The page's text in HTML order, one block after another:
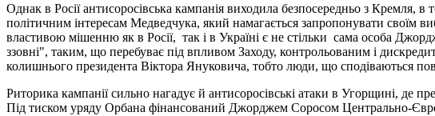
Однак в Росії антисоросівська кампанія виходила безпосередньо з Кремля,
політичним інтересам Медведчука, який намагається запропонувати своїм
властивою мішенню як в Росії, так і в Україні є не стільки сама особа
ззовні", таким, що перебуває під впливом Заходу, контрольованим і
колишнього президента Віктора Януковича, тобто люди, що сподіваються
Риторика кампанії сильно нагадує й антисоросівські атаки в Угорщині, де
Під тиском уряду Орбана фінансований Джорджем Соросом Центрально-